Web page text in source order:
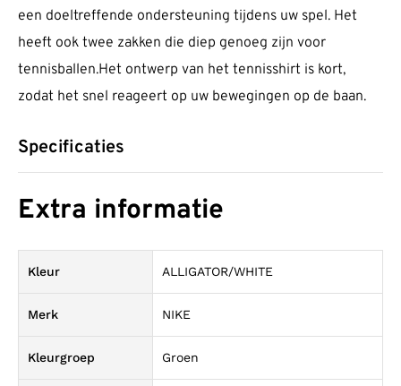
een doeltreffende ondersteuning tijdens uw spel. Het
heeft ook twee zakken die diep genoeg zijn voor
tennisballen.Het ontwerp van het tennisshirt is kort,
zodat het snel reageert op uw bewegingen op de baan.
Specificaties
Extra informatie
Kleur ALLIGATOR/WHITE
Merk NIKE
Kleurgroep Groen